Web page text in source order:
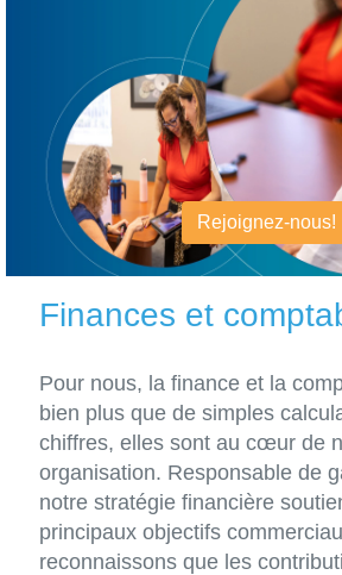
Rejoignez-nous!
Finances et
Pour nous, la finance et la
bien plus que de simples
chiffres, elles sont au cœur de
organisation. Responsable de
notre stratégie financière
principaux objectifs
reconnaissons que les